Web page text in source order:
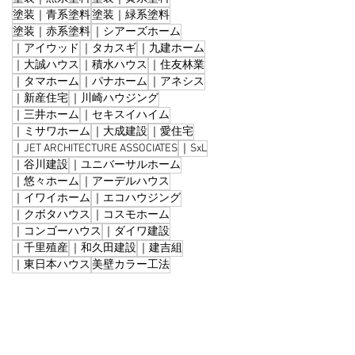
塗装｜青系塗料塗装｜緑系塗料
塗装｜赤系塗料
｜シアーズホーム
｜アイウッド
｜タカスギ
｜九建ホーム
｜大誠ハウス
｜積水ハウス
｜住友林業
｜タマホーム
｜パナホーム
｜アネシス
｜新産住宅
｜川崎ハウジング
｜三井ホーム
｜セキスイハイム
｜ミサワホーム
｜大成建設
｜愛住宅
｜JET ARCHITECTURE ASSOCIATES
｜SxL
｜谷川建設
｜ユニバーサルホーム
｜悠々ホーム
｜アーデルハウス
｜イワイホーム
｜エコハウジング
｜クボタハウス
｜コスモホーム
｜コンゴーハウス
｜ダイワ建設
｜千里殖産
｜和久田建設
｜建吉組
｜東日本ハウス 美壁カラー工法